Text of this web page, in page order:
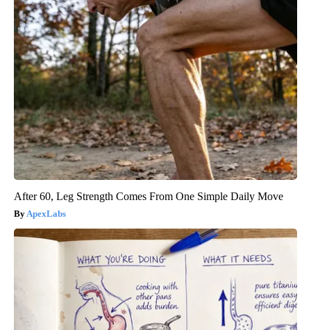
After 60, Leg Strength Comes From One Simple Daily Move
ApexLabs